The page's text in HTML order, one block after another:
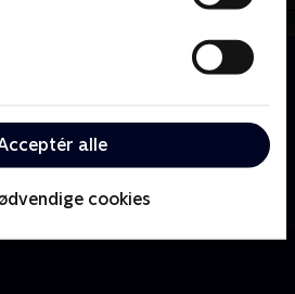
alle
cookies
vokser sig til en global
millioner dollars. Men da en
med sagsanlæg, beslutter
med ham og hans søn.